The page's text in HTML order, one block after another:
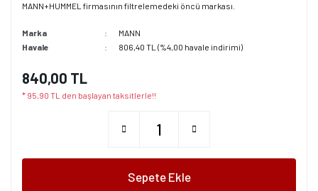
MANN+HUMMEL firmasının filtrelemedeki öncü markası.
Marka
MANN
Havale
806,40 TL (%4,00 havale indirimi)
840,00 TL
* 95,90 TL den başlayan taksitlerle!!
Sepete Ekle